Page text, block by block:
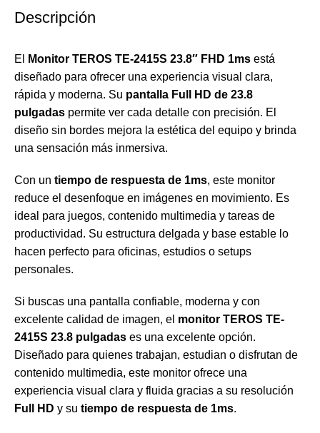
Descripción
El Monitor TEROS TE-2415S 23.8″ FHD 1ms está
diseñado para ofrecer una experiencia visual clara,
rápida y moderna. Su pantalla Full HD de 23.8
pulgadas permite ver cada detalle con precisión. El
diseño sin bordes mejora la estética del equipo y brinda
una sensación más inmersiva.
Con un tiempo de respuesta de 1ms, este monitor
reduce el desenfoque en imágenes en movimiento. Es
ideal para juegos, contenido multimedia y tareas de
productividad. Su estructura delgada y base estable lo
hacen perfecto para oficinas, estudios o setups
personales.
Si buscas una pantalla confiable, moderna y con
excelente calidad de imagen, el monitor TEROS TE-
2415S 23.8 pulgadas es una excelente opción.
Diseñado para quienes trabajan, estudian o disfrutan de
contenido multimedia, este monitor ofrece una
experiencia visual clara y fluida gracias a su resolución
Full HD y su tiempo de respuesta de 1ms.